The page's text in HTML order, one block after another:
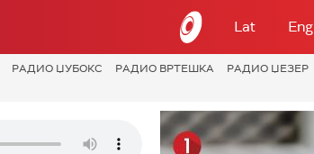
Lat Eng
РАДИО ЏУБОКС РАДИО ВРТЕШКА РАДИО ЏЕЗЕР